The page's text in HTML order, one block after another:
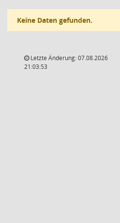
Keine Daten gefunden.
Letzte Änderung: 07.08.2026
21:03:53